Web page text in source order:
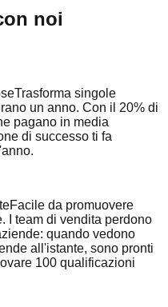
noi
Trasforma singole
un anno. Con il 20% di
pagano in media
di successo ti fa
Facile da promuovere
I team di vendita perdono
quando vedono
all'istante, sono pronti
100 qualificazioni